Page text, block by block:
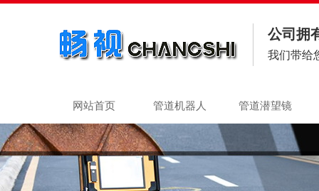
公司拥
我们带给
网站首页 管道机器人 管道潜望镜